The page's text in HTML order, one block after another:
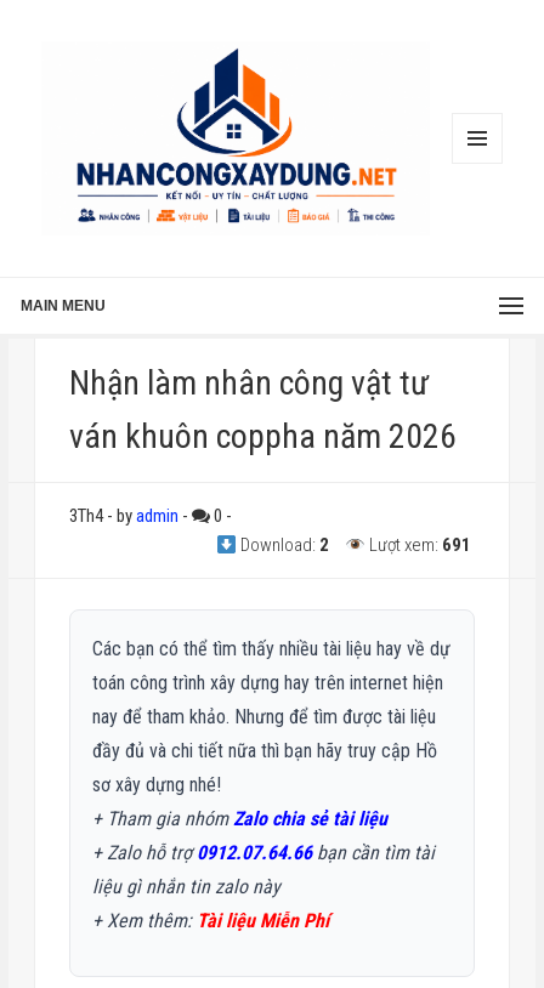
MAIN MENU
Nhận làm nhân công vật tư
ván khuôn coppha năm 2026
3Th4- byadmin - 0 -
Download: 2 Lượt xem: 691
Các bạn có thể tìm thấy nhiều tài liệu hay về dự
toán công trình xây dựng hay trên internet hiện
nay để tham khảo. Nhưng để tìm được tài liệu
đầy đủ và chi tiết nữa thì bạn hãy truy cập Hồ
sơ xây dựng nhé!
+ Tham gia nhómZalo chia sẻ tài liệu
+ Zalo hỗ trợ0912.07.64.66bạn cần tìm tài
liệu gì nhắn tin zalo này
+Xem thêm: Tài liệu Miễn Phí